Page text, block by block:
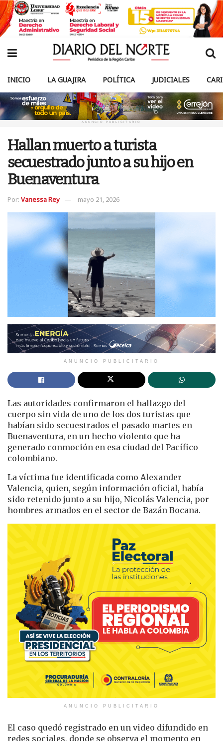
INICIO LA GUAJIRA POLÍTICA JUDICIALES
ANUNCIO PUBLICITARIO
Hallan muerto a turista
secuestrado junto a su hijo en
Buenaventura
Por: Vanessa Rey mayo 21, 2026
ANUNCIO PUBLICITARIO
Las autoridades confirmaron el hallazgo del
cuerpo sin vida de uno de los dos turistas que
habían sido secuestrados el pasado martes en
Buenaventura, en un hecho violento que ha
generado conmoción en esa ciudad del Pacífico
colombiano.
La víctima fue identificada como Alexander
Valencia, quien, según información oficial, había
sido retenido junto a su hijo, Nicolás Valencia, por
hombres armados en el sector de Bazán Bocana.
ANUNCIO PUBLICITARIO
El caso quedó registrado en un video difundido en
redes sociales, donde se observa el momento en